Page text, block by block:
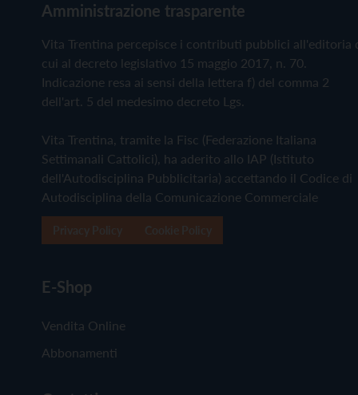
Amministrazione trasparente
Vita Trentina percepisce i contributi pubblici all'editoria
cui al decreto legislativo 15 maggio 2017, n. 70.
Indicazione resa ai sensi della lettera f) del comma 2
dell'art. 5 del medesimo decreto Lgs.
Vita Trentina, tramite la Fisc (Federazione Italiana
Settimanali Cattolici), ha aderito allo IAP (Istituto
dell'Autodisciplina Pubblicitaria) accettando il Codice di
Autodisciplina della Comunicazione Commerciale
E-Shop
Vendita Online
Abbonamenti